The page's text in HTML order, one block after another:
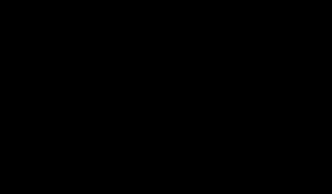
medios profesionales y
relatan en un